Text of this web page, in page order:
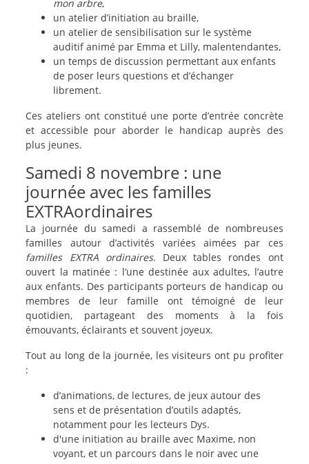
mon arbre,
un atelier d’initiation au braille,
un atelier de sensibilisation sur le système
auditif animé par Emma et Lilly, malentendantes,
un temps de discussion permettant aux enfants
de poser leurs questions et d’échanger
librement.
Ces ateliers ont constitué une porte d’entrée concrète
et accessible pour aborder le handicap auprès des
plus jeunes.
Samedi 8 novembre : une
journée avec les familles
EXTRAordinaires
La journée du samedi a rassemblé de nombreuses
familles autour d’activités variées aimées par ces
familles EXTRA ordinaires. Deux tables rondes ont
ouvert la matinée : l’une destinée aux adultes, l’autre
aux enfants. Des participants porteurs de handicap ou
membres de leur famille ont témoigné de leur
quotidien, partageant des moments à la fois
émouvants, éclairants et souvent joyeux.
Tout au long de la journée, les visiteurs ont pu profiter
:
d’animations, de lectures, de jeux autour des
sens et de présentation d’outils adaptés,
notamment pour les lecteurs Dys.
d'une initiation au braille avec Maxime, non
voyant, et un parcours dans le noir avec une